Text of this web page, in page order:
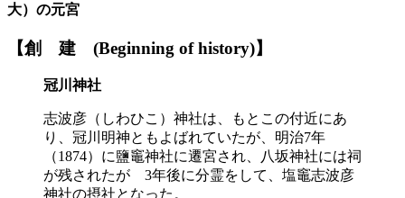
大）の元宮
【創 建 (Beginning of history)】
冠川神社
志波彦（しわひこ）神社は、もとこの付近にあ
り、冠川明神ともよばれていたが、明治7年
（1874）に鹽竈神社に遷宮され、八坂神社には祠
が残されたが 3年後に分霊をして、塩竈志波彦
神社の摂社となった。